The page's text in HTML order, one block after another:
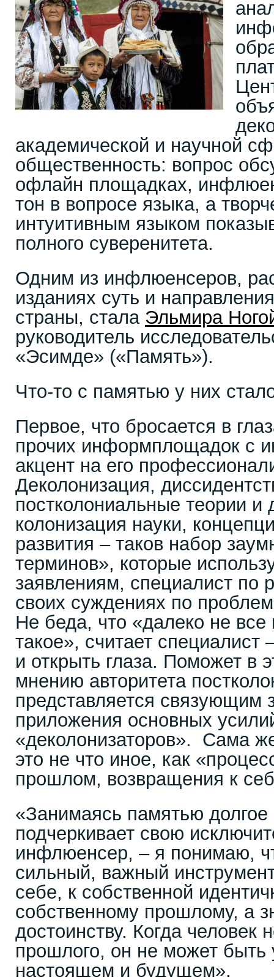
академической и научной
общественность: вопрос
офлайн площадках,
тон в вопросе языка, а
интуитивным языком
полного суверенитета.
Одним из инфлюенсеров,
изданиях суть и
страны, стала Эльмира
руководитель
«Эсимде» («Память»).
Что-то с памятью у них
Первое, что бросается в
прочих информплощадок с
акцент на его
Деколонизация,
постколониальные теории и
колонизация науки,
развития – таков набор
терминов», которые
заявлениям, специалист по
своих суждениях по
Не беда, что «далеко не все
такое», считает специалист
и открыть глаза. Поможет в
мнению авторитета
представляется связующим
приложения основных
«деколонизаторов». Сама
это не что иное, как
прошлом, возвращения к
«Занимаясь памятью
подчеркивает свою
инфлюенсер, – я понимаю,
сильный, важный
себе, к собственной
собственному прошлому, а
достоинству. Когда человек
прошлого, он не может быть
настоящем и будущем».